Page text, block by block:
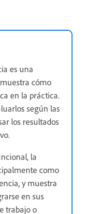
es una
cómo
en la práctica.
según las
los resultados
la
como
y muestra
en sus
trabajo o